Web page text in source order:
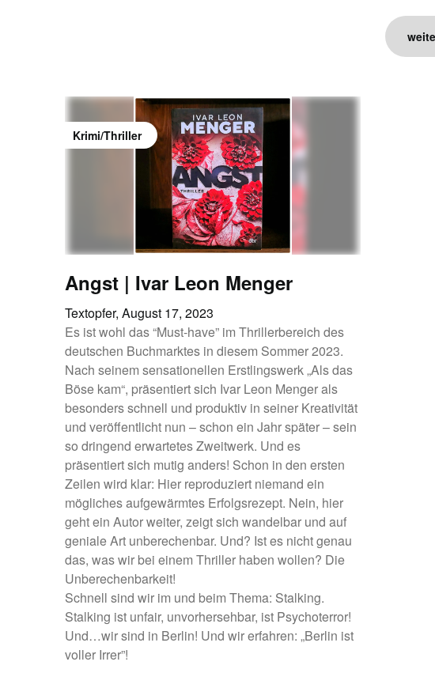
Krimi/Thriller
Angst | Ivar Leon Menger
Textopfer, August 17, 2023
Es ist wohl das “Must-have” im Thrillerbereich des
deutschen Buchmarktes in diesem Sommer 2023.
Nach seinem sensationellen Erstlingswerk „Als das
Böse kam“, präsentiert sich Ivar Leon Menger als
besonders schnell und produktiv in seiner Kreativität
und veröffentlicht nun – schon ein Jahr später – sein
so dringend erwartetes Zweitwerk. Und es
präsentiert sich mutig anders! Schon in den ersten
Zeilen wird klar: Hier reproduziert niemand ein
mögliches aufgewärmtes Erfolgsrezept. Nein, hier
geht ein Autor weiter, zeigt sich wandelbar und auf
geniale Art unberechenbar. Und? Ist es nicht genau
das, was wir bei einem Thriller haben wollen? Die
Unberechenbarkeit!
Schnell sind wir im und beim Thema: Stalking.
Stalking ist unfair, unvorhersehbar, ist Psychoterror!
Und…wir sind in Berlin! Und wir erfahren: „Berlin ist
voller Irrer”!